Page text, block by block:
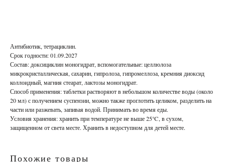
Антибиотик, тетрациклин.
Срок годности: 01.09.2027
Состав: доксициклин моногидрат, вспомогательные: целлюлоза
микрокристаллическая, сахарин, гипролоза, гипромеллоза, кремния диоксид
коллоидный, магния стеарат, лактозы моногидрат.
Способ применения: таблетки растворяют в небольшом количестве воды (около
20 мл) с получением суспензии, можно также проглотить целиком, разделить на
части или разжевать, запивая водой. Принимать во время еды.
Условия хранения: хранить при температуре не выше 25℃, в сухом,
защищенном от света месте. Хранить в недоступном для детей месте.
Похожие товары